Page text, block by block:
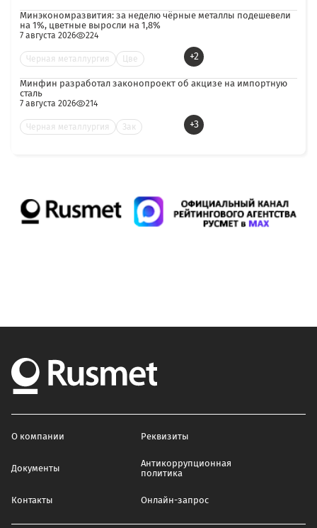
Минэкономразвития: за неделю чёрные металлы подешевели
на 1%, цветные выросли на 1,8%
7 августа 2026 224
Черная металлургия Цве +2
Минфин разработал законопроект об акцизе на импортную
сталь
7 августа 2026 214
Черная металлургия Зак +3
О компании Реквизиты
Документы
Антикоррупционная
политика
Контакты Онлайн-запрос